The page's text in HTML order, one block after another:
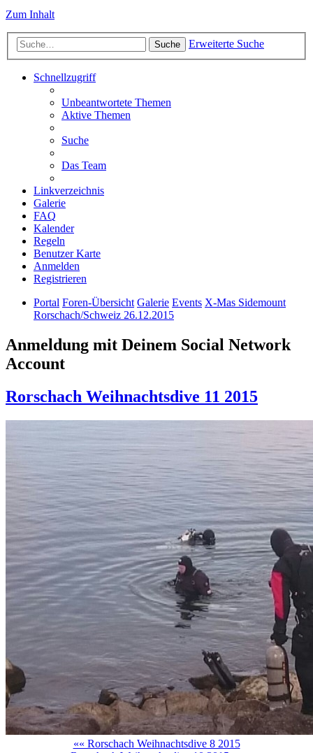
Zum Inhalt
Suche Erweiterte Suche
Schnellzugriff
Unbeantwortete Themen
Aktive Themen
Suche
Das Team
Linkverzeichnis
Galerie
FAQ
Kalender
Regeln
Benutzer Karte
Anmelden
Registrieren
Portal Foren-Übersicht Galerie Events X-Mas Sidemount
Rorschach/Schweiz 26.12.2015
Anmeldung mit Deinem Social Network
Account
Rorschach Weihnachtsdive 11 2015
«« Rorschach Weihnachtsdive 8 2015